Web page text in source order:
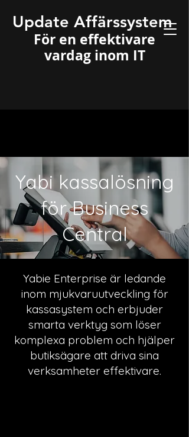
Update Affärssystem
För en effektivare
vardag inom IT
Yabi kassalösning
för Business
Central
Yabie Enterprise är ledande
inom mjukvaruutveckling för
kassasystem och erbjuder
smarta verktyg som löser
komplexa problem och hjälper
butiksägare att driva sina
verksamheter effektivare.